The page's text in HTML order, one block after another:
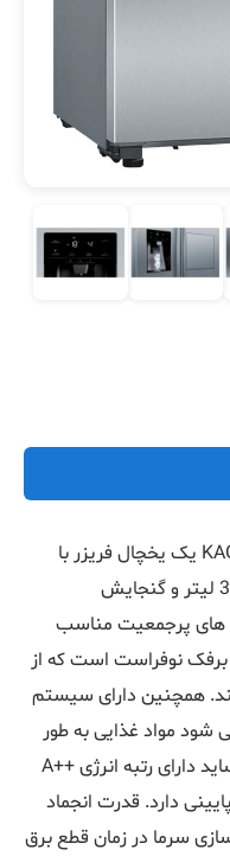
ساید بای ساید بوش مدل KAG93AI30M یک یخچال فریزر با
ظرفیت 598 لیتر(گنجایش یخچال 378 لیتر و گنجایش
های پرجمعیت مناسب
نوفراست است که از
همچنین دارای سیستم
مواد غذایی به طور
یکنواخت خنک شوند. این ساید بای ساید دارای رتبه انرژی ++A
دارد. قدرت انجماد
ذخیره‌سازی سرما در زمان قطع برق